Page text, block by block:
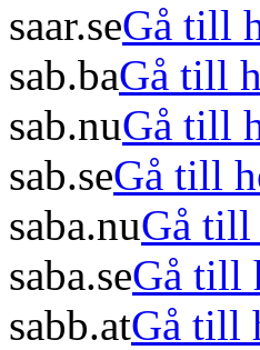
saar.seGå till
sab.baGå till
sab.nuGå till
sab.seGå till
saba.nuGå till
saba.seGå till
sabb.atGå till